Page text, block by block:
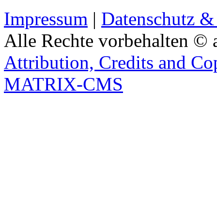
Impressum | Datenschutz
Alle Rechte vorbehalten ©
Attribution, Credits and
MATRIX-CMS